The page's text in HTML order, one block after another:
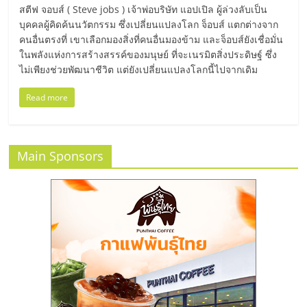
SMEs,
แฟ
รน
ไชส์,
ที่
ปรึกษา
แฟ
สตีฟ จอบส์ ( Steve jobs ) เจ้าพ่อบริษัท แอปเปิล ผู้ล่วงลับเป็น
บุคคลผู้คิดค้นนวัตกรรม ซึ่งเปลี่ยนแปลงโลก จ็อบส์ แตกต่างจาก
คนอื่นตรงที่ เขาเลือกมองสิ่งที่คนอื่นมองข้าม และจ็อบส์ยังเชื่อมั่น
ในพลังแห่งการสร้างสรรค์ของมนุษย์ ที่จะเนรมิตสิ่งประดิษฐ์ ซึ่ง
ไม่เพียงช่วยพัฒนาชีวิต แต่ยังเปลี่ยนแปลงโลกนี้ไปจากเดิม
Read more
Main Sponsors